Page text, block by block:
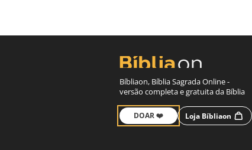
Bíbliaon, Bíblia Sagrada Online -
versão completa e gratuita da Bíblia
DOAR ❤️ Loja Bíbliaon